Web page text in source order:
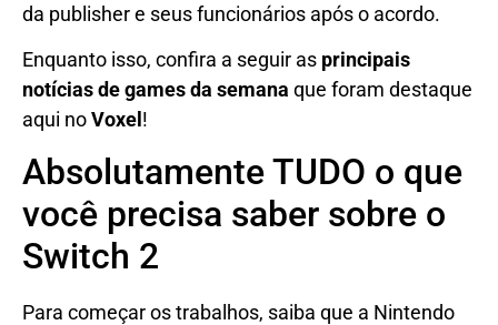
da publisher e seus funcionários após o acordo.
Enquanto isso, confira a seguir as principais
notícias de games da semana que foram destaque
aqui noVoxel !
Absolutamente TUDO o que
você precisa saber sobre o
Switch 2
Para começar os trabalhos, saiba que a Nintendo